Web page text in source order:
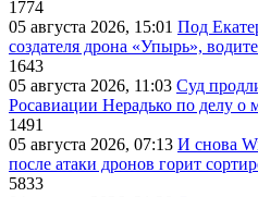
1774
05 августа 2026, 15:01 Под
создателя дрона «Упырь»,
1643
05 августа 2026, 11:03 Суд
Росавиации Нерадько по делу о
1491
05 августа 2026, 07:13 И снова
после атаки дронов горит
5833